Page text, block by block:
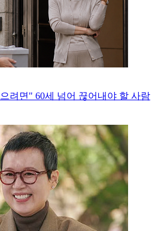
려면" 60세 넘어 끊어내야 할 사람